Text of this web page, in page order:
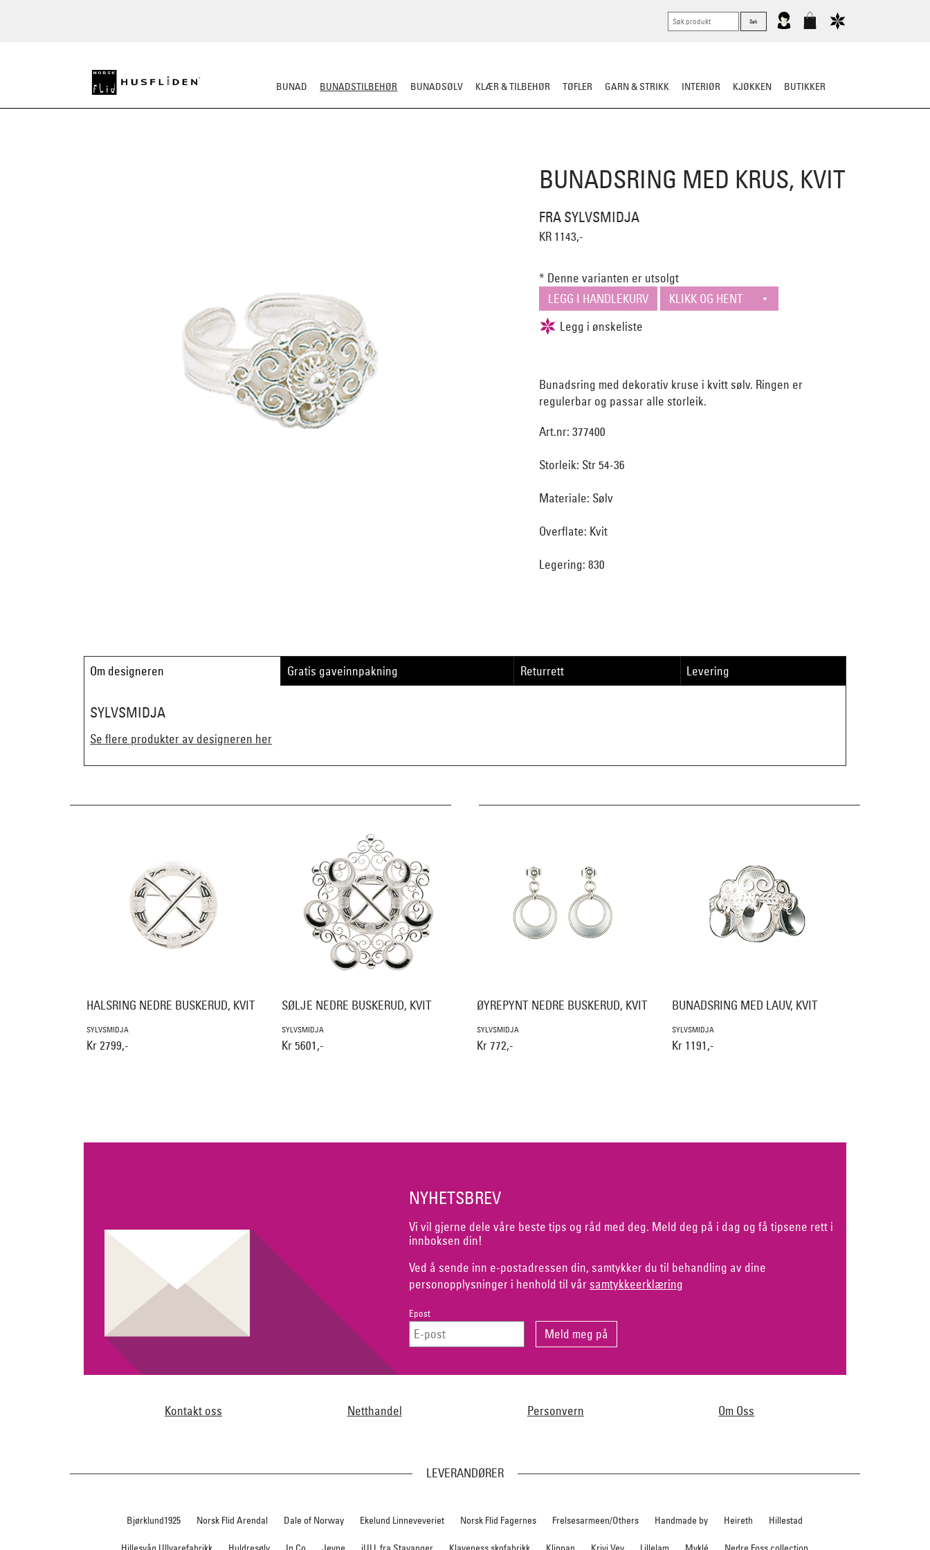
BUNAD BUNADSTILBEHØR BUNADSØLV KLÆR & TILBEHØR TØFLER GARN & STRIKK INTERIØR KJØKKEN BUTIKKER
BUNADSRING MED KRUS, KVIT
FRA SYLVSMIDJA
KR 1143,-
* Denne varianten er utsolgt
Bunadsring med dekorativ kruse i kvitt sølv. Ringen er
regulerbar og passar alle storleik.
Art.nr: 377400
Storleik: Str 54-36
Materiale: Sølv
Overflate: Kvit
Legering: 830
Om designeren Gratis gaveinnpakning Returrett Levering
SYLVSMIDJA
Se flere produkter av designeren her
HALSRING NEDRE BUSKERUD, KVIT
SYLVSMIDJA
Kr 2799,-
SØLJE NEDRE BUSKERUD, KVIT
SYLVSMIDJA
Kr 5601,-
ØYREPYNT NEDRE BUSKERUD, KVIT
SYLVSMIDJA
Kr 772,-
BUNADSRING MED LAUV, KVIT
SYLVSMIDJA
Kr 1191,-
NYHETSBREV
Vi vil gjerne dele våre beste tips og råd med deg. Meld deg på i dag og få tipsene rett i
innboksen din!
Ved å sende inn e-postadressen din, samtykker du til behandling av dine
personopplysninger i henhold til vår samtykkeerklæring
Epost
Kontakt oss Netthandel Personvern Om Oss
LEVERANDØRER
Bjørklund1925 Norsk Flid Arendal Dale of Norway Ekelund Linneveveriet Norsk Flid Fagernes Frelsesarmeen/Others Handmade by Heireth Hillestad